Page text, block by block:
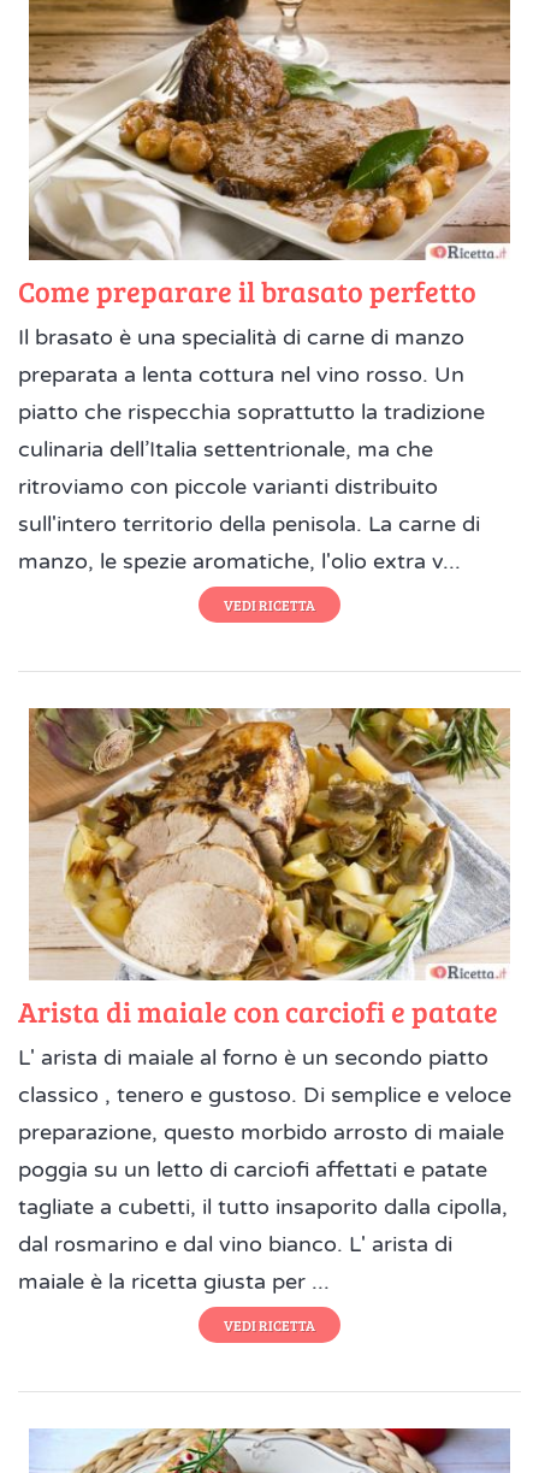
Come preparare il brasato perfetto
Il brasato è una specialità di carne di manzo
preparata a lenta cottura nel vino rosso. Un
piatto che rispecchia soprattutto la tradizione
culinaria dell’Italia settentrionale, ma che
ritroviamo con piccole varianti distribuito
sull'intero territorio della penisola. La carne di
manzo, le spezie aromatiche, l'olio extra v...
VEDI RICETTA
Arista di maiale con carciofi e patate
L' arista di maiale al forno è un secondo piatto
classico , tenero e gustoso. Di semplice e veloce
preparazione, questo morbido arrosto di maiale
poggia su un letto di carciofi affettati e patate
tagliate a cubetti, il tutto insaporito dalla cipolla,
dal rosmarino e dal vino bianco. L' arista di
maiale è la ricetta giusta per ...
VEDI RICETTA